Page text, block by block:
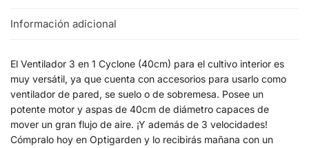
Información adicional
El Ventilador 3 en 1 Cyclone (40cm) para el cultivo interior es
muy versátil, ya que cuenta con accesorios para usarlo como
ventilador de pared, se suelo o de sobremesa. Posee un
potente motor y aspas de 40cm de diámetro capaces de
mover un gran flujo de aire. ¡Y además de 3 velocidades!
Cómpralo hoy en Optigarden y lo recibirás mañana con un